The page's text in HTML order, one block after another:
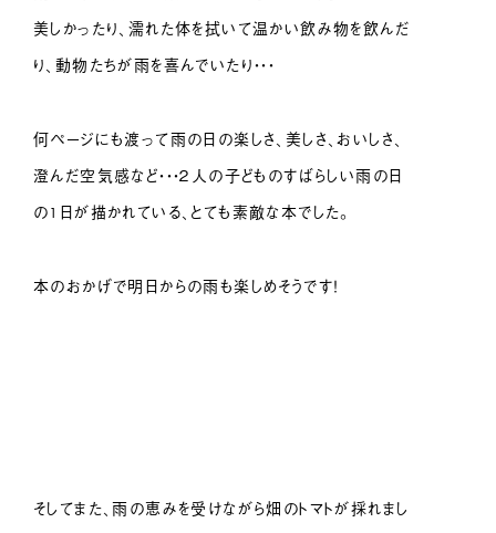
美しかったり、濡れた体を拭いて温かい飲み物を飲んだ
り、動物たちが雨を喜んでいたり・・・
何ページにも渡って雨の日の楽しさ、美しさ、おいしさ、
澄んだ空気感など・・・２人の子どものすばらしい雨の日
の1日が描かれている、とても素敵な本でした。
本のおかげで明日からの雨も楽しめそうです！
そしてまた、雨の恵みを受けながら畑のトマトが採れまし